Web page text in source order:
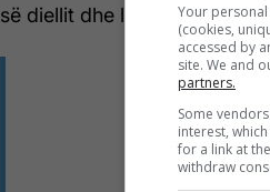
së diellit dhe lagështisë. /
Your
(cookies,
accessed by
site. We and
partners.
Some
interest,
for a link at
withdraw